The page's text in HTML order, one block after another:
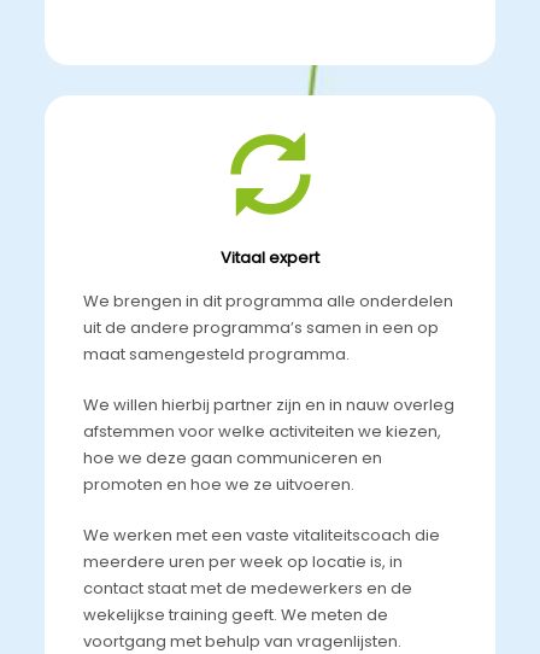
Vitaal expert
We brengen in dit programma alle onderdelen
uit de andere programma’s samen in een op
maat samengesteld programma.
We willen hierbij partner zijn en in nauw overleg
afstemmen voor welke activiteiten we kiezen,
hoe we deze gaan communiceren en
promoten en hoe we ze uitvoeren.
We werken met een vaste vitaliteitscoach die
meerdere uren per week op locatie is, in
contact staat met de medewerkers en de
wekelijkse training geeft. We meten de
voortgang met behulp van vragenlijsten.